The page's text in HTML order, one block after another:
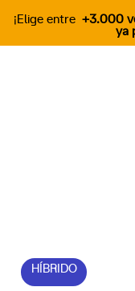
¡Elige entre +3.000
ya
HÍBRIDO